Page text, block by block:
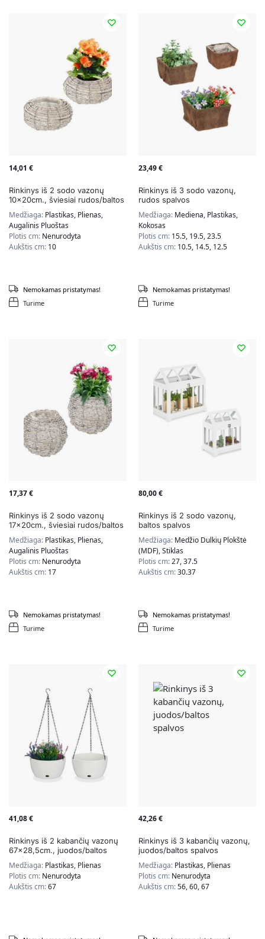
14,01 €
Rinkinys iš 2 sodo vazonų
10x20cm., šviesiai rudos/baltos
spalvos
Medžiaga: Plastikas, Plienas,
Augalinis Pluoštas
Plotis cm: Nenurodyta
Aukštis cm: 10
Turime
Nemokamas pristatymas!
23,49€
Rinkinys iš 3 sodo vazonų,
rudos spalvos
Medžiaga: Mediena, Plastikas,
Kokosas
Plotis cm: 15.5, 19.5, 23.5
Aukštis cm: 10.5, 14.5, 12.5
Turime
Nemokamas pristatymas!
17,37€
Rinkinys iš 2 sodo vazonų
17x20cm., šviesiai rudos/baltos
spalvos
Medžiaga: Plastikas, Plienas,
Augalinis Pluoštas
Plotis cm: Nenurodyta
Aukštis cm: 17
Turime
Nemokamas pristatymas!
80,00€
Rinkinys iš 2 sodo vazonų,
baltos spalvos
Medžiaga: Medžio Dulkių Plokštė
(MDF), Stiklas
Plotis cm:27, 37.5
Aukštis cm:30.37
Turime
Nemokamas pristatymas!
41,08€
Rinkinys iš 2 kabančių vazonų
67×28,5cm., juodos/baltos
spalvos
Medžiaga: Plastikas, Plienas
Plotis cm: Nenurodyta
Aukštis cm:67
42,26€
Rinkinys iš 3 kabančių vazonų,
juodos/baltos spalvos
Medžiaga: Plastikas, Plienas
Plotis cm: Nenurodyta
Aukštis cm:56, 60, 67